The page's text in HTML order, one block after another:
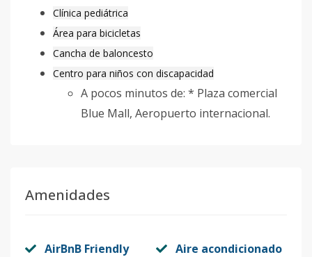
Clínica pediátrica
Área para bicicletas
Cancha de baloncesto
Centro para niños con discapacidad
A pocos minutos de: * Plaza comercial
Blue Mall, Aeropuerto internacional.
Amenidades
AirBnB Friendly Aire acondicionado